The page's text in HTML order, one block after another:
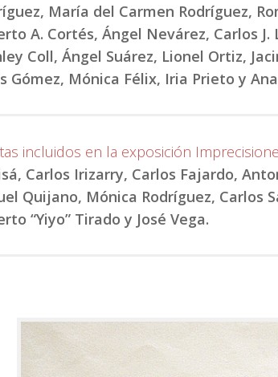
María del Carmen Rodríguez,
A. Cortés, Ángel Nevárez, Carlos J.
Coll, Ángel Suárez, Lionel Ortiz,
Gómez, Mónica Félix, Iria Prieto y
incluidos en la exposición
Carlos Irizarry, Carlos Fajardo,
Quijano, Mónica Rodríguez, Carlos
“Yiyo” Tirado y José Vega.